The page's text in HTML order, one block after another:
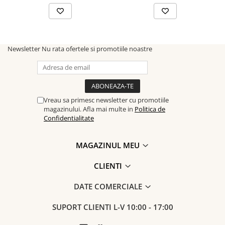
Newsletter Nu rata ofertele si promotiile noastre
Vreau sa primesc newsletter cu promotiile
magazinului. Afla mai multe in Politica de
Confidentialitate
MAGAZINUL MEU
CLIENTI
DATE COMERCIALE
SUPORT CLIENTI L-V 10:00 - 17:00